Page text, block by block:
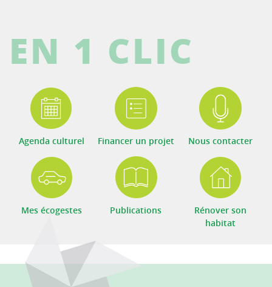
EN 1 CLIC
Agenda culturel Financer un projet Nous contacter
Mes écogestes Publications
Rénover son
habitat